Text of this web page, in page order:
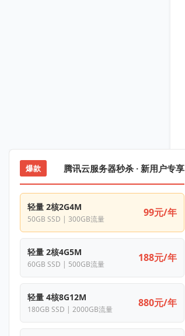
爆款 腾讯云服务器秒杀 · 新用户专享
轻量 2核2G4M
50GB SSD | 300GB流量
99元/年
轻量 2核4G5M
60GB SSD | 500GB流量
188元/年
轻量 4核8G12M
180GB SSD | 2000GB流量
880元/年